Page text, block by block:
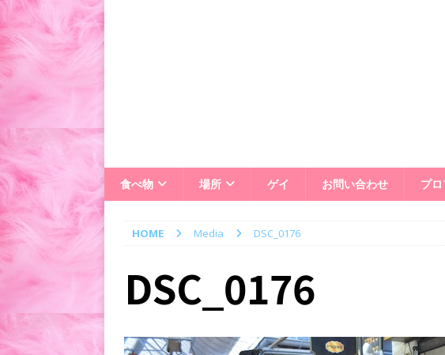
食べ物 場所 ゲイ お問い合わせ プ
HOME Media DSC_0176
DSC_0176